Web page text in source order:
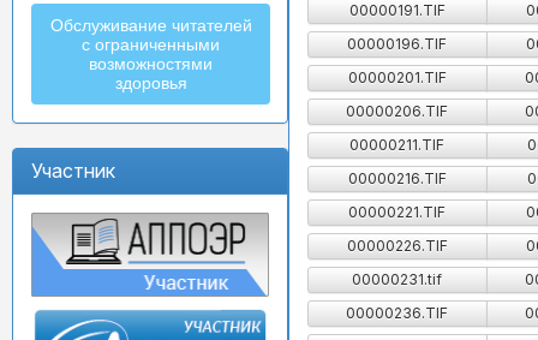
Обслуживание читателей
с ограниченными
возможностями
здоровья
Участник
00000191.TIF
00000196.TIF
00000201.TIF
00000206.TIF
00000211.TIF
00000216.TIF
00000221.TIF
00000226.TIF
00000231.tif
00000236.TIF